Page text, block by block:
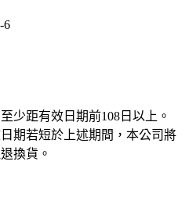
6
少距有效日期前108 日以上。
期若短於上述期間，本公司將
換貨。